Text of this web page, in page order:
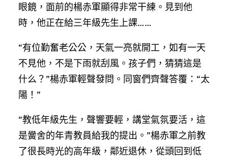
眼鏡，面前的楊赤軍顯得非常干練。見到他
時，他正在給三年級先生上課……
“有位勤奮老公公，天氣一亮就開工，如有一天
不見他，不是下雨就刮風。孩子們，猜猜這是
什么？”楊赤軍輕聲發問。同窗們齊聲答覆：“太
陽！”
“教低年級先生，聲響要輕，講堂氣氛要活，這
是黌舍的年青教員給我的提出。”楊赤軍之前教
了很長時光的高年級，鄰近退休，從頭回到低